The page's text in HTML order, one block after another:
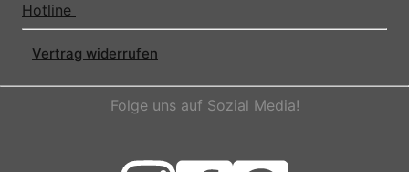
Hotline
Vertrag widerrufen
Folge uns auf Sozial Media!